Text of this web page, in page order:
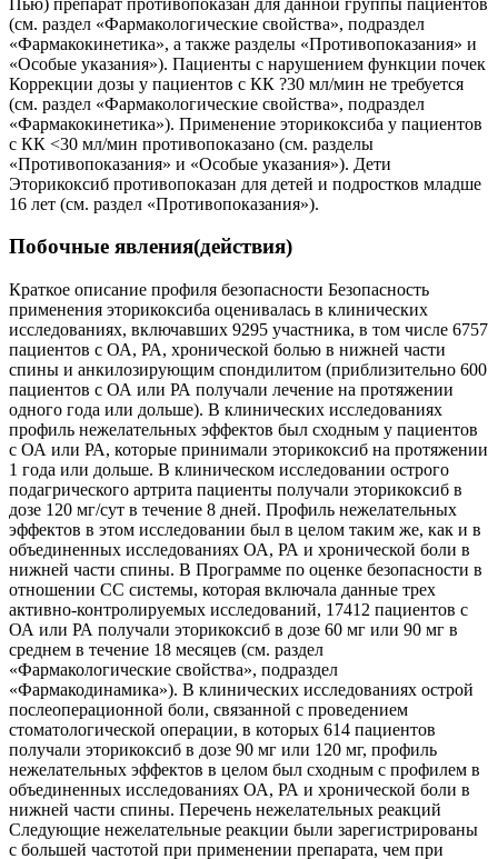
(см. раздел «Фармакологические свойства», подраздел
«Фармакокинетика», а также разделы «Противопоказания» и
«Особые указания»). Пациенты с нарушением функции почек
Коррекции дозы у пациентов с КК ?30 мл/мин не требуется
(см. раздел «Фармакологические свойства», подраздел
«Фармакокинетика»). Применение эторикоксиба у пациентов
с КК <30 мл/мин противопоказано (см. разделы
«Противопоказания» и «Особые указания»). Дети
Эторикоксиб противопоказан для детей и подростков младше
16 лет (см. раздел «Противопоказания»).
Побочные явления(действия)
Краткое описание профиля безопасности Безопасность
применения эторикоксиба оценивалась в клинических
исследованиях, включавших 9295 участника, в том числе 6757
пациентов с ОА, РА, хронической болью в нижней части
спины и анкилозирующим спондилитом (приблизительно 600
пациентов с ОА или РА получали лечение на протяжении
одного года или дольше). В клинических исследованиях
профиль нежелательных эффектов был сходным у пациентов
с ОА или РА, которые принимали эторикоксиб на протяжении
1 года или дольше. В клиническом исследовании острого
подагрического артрита пациенты получали эторикоксиб в
дозе 120 мг/сут в течение 8 дней. Профиль нежелательных
эффектов в этом исследовании был в целом таким же, как и в
объединенных исследованиях ОА, РА и хронической боли в
нижней части спины. В Программе по оценке безопасности в
отношении СС системы, которая включала данные трех
активно-контролируемых исследований, 17412 пациентов с
ОА или РА получали эторикоксиб в дозе 60 мг или 90 мг в
среднем в течение 18 месяцев (см. раздел
«Фармакологические свойства», подраздел
«Фармакодинамика»). В клинических исследованиях острой
послеоперационной боли, связанной с проведением
стоматологической операции, в которых 614 пациентов
получали эторикоксиб в дозе 90 мг или 120 мг, профиль
нежелательных эффектов в целом был сходным с профилем в
объединенных исследованиях ОА, РА и хронической боли в
нижней части спины. Перечень нежелательных реакций
Следующие нежелательные реакции были зарегистрированы
с большей частотой при применении препарата, чем при